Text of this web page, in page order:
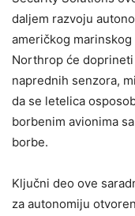
daljem razvoju
američkog
Northrop će
naprednih senzora,
da se letelica
borbenim avionima
borbe.
Ključni deo ove
za autonomiju